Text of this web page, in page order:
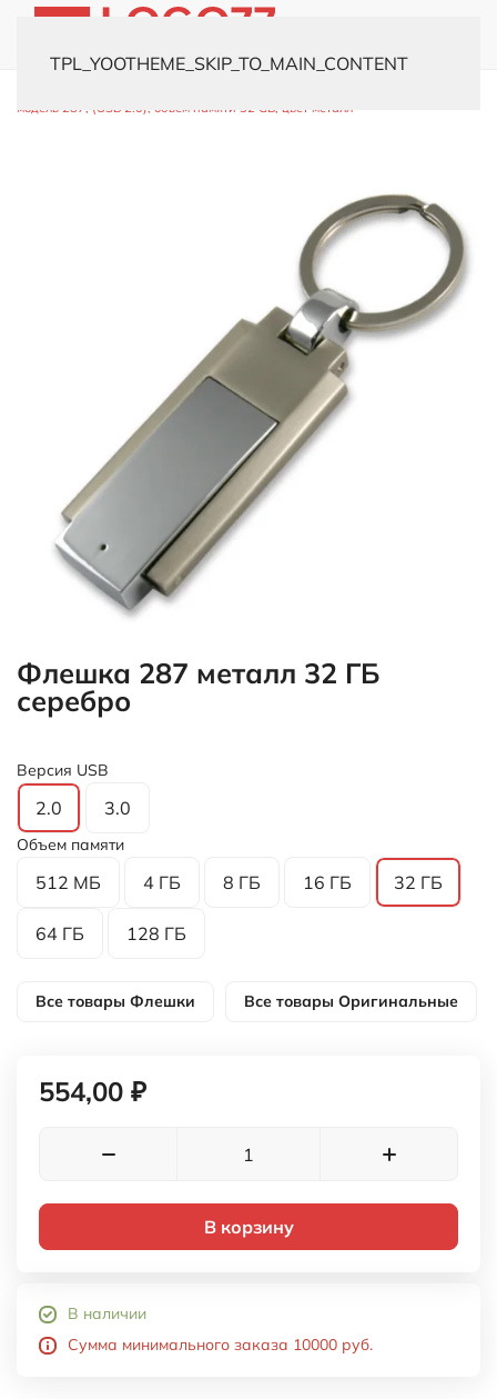
TPL_YOOTHEME_SKIP_TO_MAIN_CONTENT
модель 287, (USB 2.0), объем памяти 32 GB, цвет металл
Флешка 287 металл 32 ГБ
серебро
Версия USB
2.0 3.0
Объем памяти
512 МБ 4 ГБ 8 ГБ 16 ГБ 32 ГБ
64 ГБ 128 ГБ
Все товары Флешки Все товары Оригинальные
554,00 ₽
В корзину
В наличии
Сумма минимального заказа 10000 руб.